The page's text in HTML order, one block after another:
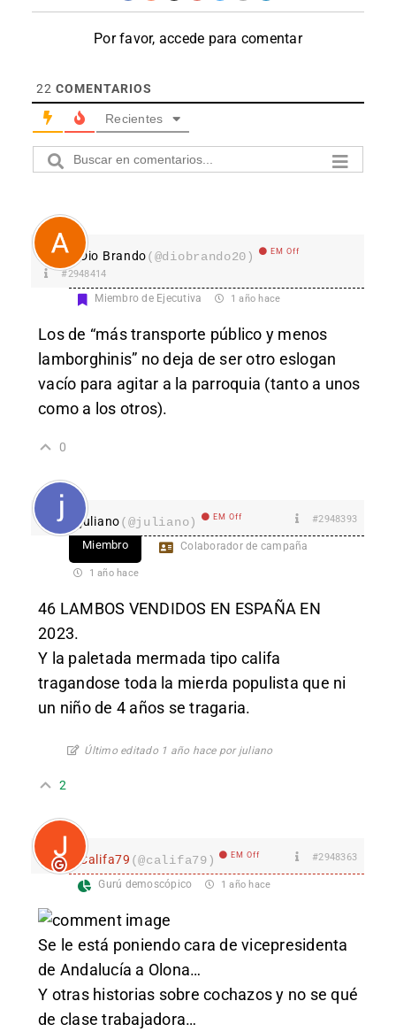
Por favor, accede para comentar
22 COMENTARIOS
Recientes
Dio Brando(@diobrando20) EM Off
#2948414
Miembro de Ejecutiva 1 año hace
Los de “más transporte público y menos
lamborghinis” no deja de ser otro eslogan
vacío para agitar a la parroquia (tanto a unos
como a los otros).
0
juliano(@juliano) EM Off #2948393
Miembro Colaborador de campaña
1 año hace
46 LAMBOS VENDIDOS EN ESPAÑA EN
2023.
Y la paletada mermada tipo califa
tragandose toda la mierda populista que ni
un niño de 4 años se tragaria.
Último editado 1 año hace por juliano
2
Califa79 (@califa79) EM Off #2948363
Gurú demoscópico 1 año hace
Se le está poniendo cara de vicepresidenta
de Andalucía a Olona…
Y otras historias sobre cochazos y no se qué
de clase trabajadora…